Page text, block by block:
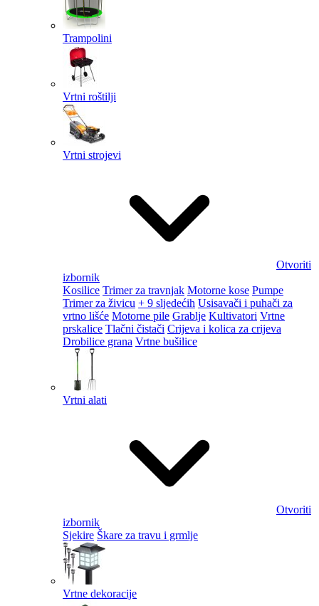
Trampolini
Vrtni roštilji
Vrtni strojevi
Otvoriti
izbornik
Kosilice Trimer za travnjak Motorne kose Pumpe
Trimer za živicu + 9 sljedećih Usisavači i puhači za
vrtno lišće Motorne pile Grablje Kultivatori Vrtne
prskalice Tlačni čistači Crijeva i kolica za crijeva
Drobilice grana Vrtne bušilice
Vrtni alati
Otvoriti
izbornik
Sjekire Škare za travu i grmlje
Vrtne dekoracije